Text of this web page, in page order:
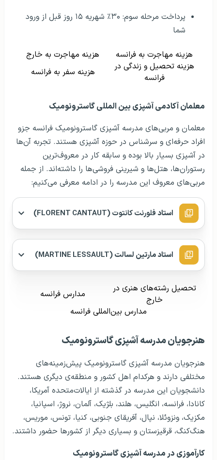
پرداخت مرحله سوم: ۳۰٪ شهریه ۱۵ روز قبل از ورود
شما
هزینه مهاجرت به فرانسه
هزینه مهاجرت به خارج
هزینه تحصیل و زندگی در
فرانسه
هزینه سفر به فرانسه
معلمان آکادمی آشپزی بین‌ المللی گاسترونومیک
معلمان و مربی‌های مدرسه آشپزی گاسترونومیک فرانسه جزو
افراد حرفه‌ای و سرشناس در حوزه آشپزی هستند. تجربه آن‌ها
در آشپزی بسیار بالا بوده و سابقه کار در معروف‌ترین
رستوران‌ها، هتل‌ها و شیرینی فروشی‌ها را داشته‌اند. از جمله
مربی‌های معروف این مدرسه را در ادامه معرفی می‌کنیم:
استاد فلورنت کانتوت(
FLORENT CANTAUT
)
استاد مارتین لسالت (MARTINE LESSAULT
)
تحصیل رشته‌های هنری در
خارج
مدارس فرانسه
مدارس بین‌المللی فرانسه
هنرجویان مدرسه آشپزی گاسترونومیک
هنرجویان مدرسه آشپزی گاسترونومیک پیش‌زمینه‌های
مختلفی دارند و هرکدام اهل کشور و منطقه‌ی دیگری هستند.
دانشجویان این مدرسه در گذشته از ایالات‌متحده آمریکا،
کانادا، فرانسه، انگلیس، هلند، بلژیک، آلمان، نروژ، اسپانیا،
مکزیک، ونزوئلا، نپال، آفریقای جنوبی، کنیا، تونس، موریس،
هنگ‌کنگ، قرقیزستان و بسیاری دیگر از کشورها حضور داشتند.
کارآموزی در مدرسه آشپزی گاسترونومیک